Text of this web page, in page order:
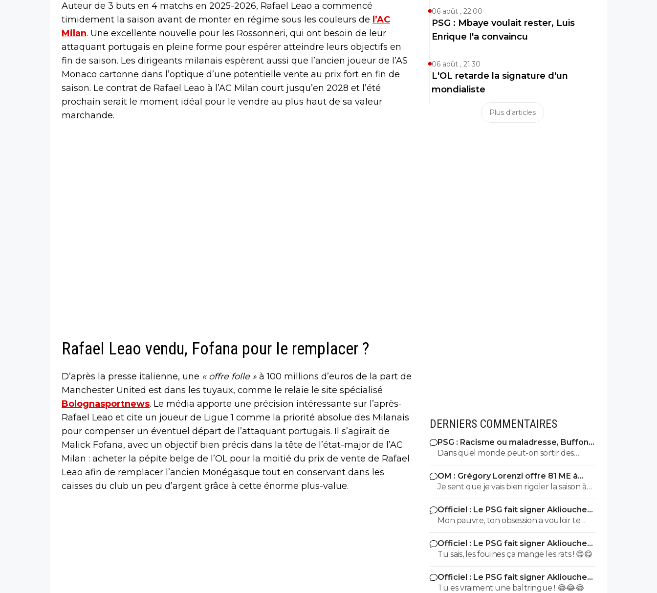
Auteur de 3 buts en 4 matchs en 2025-2026, Rafael Leao a commencé
timidement la saison avant de monter en régime sous les couleurs de l’AC
Milan. Une excellente nouvelle pour les Rossonneri, qui ont besoin de leur
attaquant portugais en pleine forme pour espérer atteindre leurs objectifs en
fin de saison. Les dirigeants milanais espèrent aussi que l’ancien joueur de l’AS
Monaco cartonne dans l’optique d’une potentielle vente au prix fort en fin de
saison. Le contrat de Rafael Leao à l’AC Milan court jusqu’en 2028 et l’été
prochain serait le moment idéal pour le vendre au plus haut de sa valeur
marchande.
Rafael Leao vendu, Fofana pour le remplacer ?
D’après la presse italienne, une « offre folle » à 100 millions d’euros de la part de
Manchester United est dans les tuyaux, comme le relaie le site spécialisé
Bolognasportnews. Le média apporte une précision intéressante sur l’après-
Rafael Leao et cite un joueur de Ligue 1 comme la priorité absolue des Milanais
pour compenser un éventuel départ de l’attaquant portugais. Il s’agirait de
Malick Fofana, avec un objectif bien précis dans la tête de l’état-major de l’AC
Milan : acheter la pépite belge de l’OL pour la moitié du prix de vente de Rafael
Leao afin de remplacer l’ancien Monégasque tout en conservant dans les
caisses du club un peu d’argent grâce à cette énorme plus-value.
06 août , 22:00
PSG : Mbaye voulait rester, Luis
Enrique l'a convaincu
06 août , 21:30
L'OL retarde la signature d'un
mondialiste
Plus d'articles
DERNIERS COMMENTAIRES
PSG : Racisme ou maladresse, Buffon
écarte Suzuki
Dans quel monde peut-on sortir des
âneries sur Buffon et dire qu'il est raciste?
Buffon connait très bien Suzuki ce
dernier évoluant Parme, l'un de sclubs
cher à Buffon (puisqu'il y a débuté). Vous
ne vous dites juste pas qu'il y a des choses
(comme le style de vie ou l'hygiène ou
tout autre chose qui fait d'un jouer un
vrai professionnel). Non vous partez direct
sur des considérations racistes... Ah la la...
OM : Grégory Lorenzi offre 81 ME à
Frank McCourt
Je sent que je vais bien rigoler la saison à
venir…😂😂😂
Officiel : Le PSG fait signer Akliouche
pour 50 ME
Mon pauvre, ton obsession a vouloir te
justifier sur chaque commentaire 🤣😂😂
Tu aurais la queue d'un chat qui sort de
bouche et on t'accuserait de l'avoir
mangé que tu nierais encore....mdr
Officiel : Le PSG fait signer Akliouche
pour 50 ME
Tu sais, les fouines ça mange les rats ! 😋😋
Officiel : Le PSG fait signer Akliouche
pour 50 ME
Tu es vraiment une baltringue ! 😂😂😂